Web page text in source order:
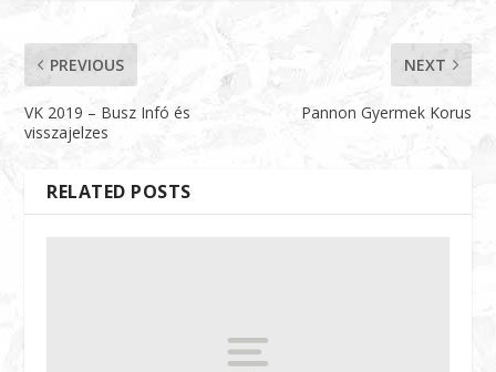
PREVIOUS
VK 2019 – Busz Infó és
visszajelzes
NEXT
Pannon Gyermek Korus
RELATED POSTS